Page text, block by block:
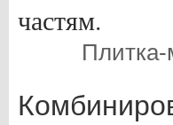
частям.